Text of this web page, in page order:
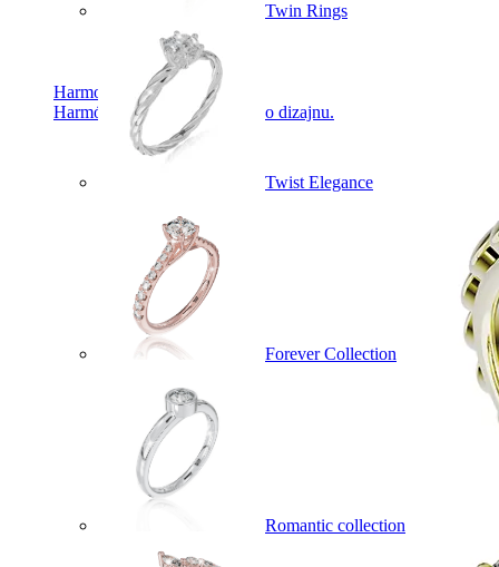
Harmony
Harmónia klasiky a moderného dizajnu.
Twin Rings
Twist Elegance
Forever Collection
Romantic collection